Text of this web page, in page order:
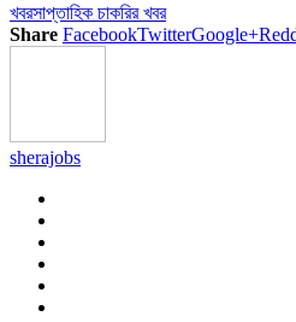
খবরসাপ্তাহিক চাকরির খবর
Share FacebookTwitterGoogle+
sherajobs